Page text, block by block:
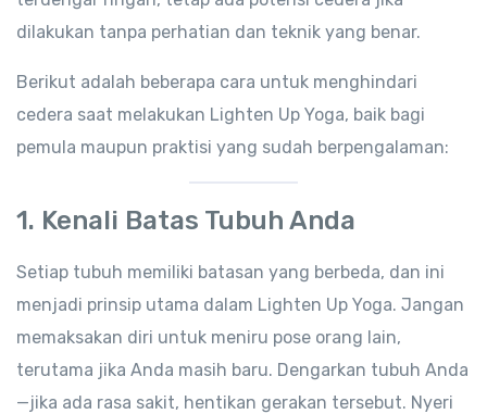
dilakukan tanpa perhatian dan teknik yang benar.
Berikut adalah beberapa cara untuk menghindari
cedera saat melakukan Lighten Up Yoga, baik bagi
pemula maupun praktisi yang sudah berpengalaman:
1. Kenali Batas Tubuh Anda
Setiap tubuh memiliki batasan yang berbeda, dan ini
menjadi prinsip utama dalam Lighten Up Yoga. Jangan
memaksakan diri untuk meniru pose orang lain,
terutama jika Anda masih baru. Dengarkan tubuh Anda
—jika ada rasa sakit, hentikan gerakan tersebut. Nyeri